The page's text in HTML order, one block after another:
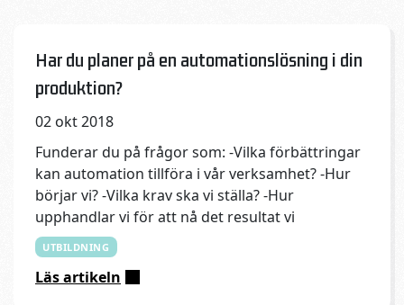
Har du planer på en automationslösning i din
produktion?
Published on:
02 okt 2018
Funderar du på frågor som: -Vilka förbättringar
kan automation tillföra i vår verksamhet? -Hur
börjar vi? -Vilka krav ska vi ställa? -Hur
upphandlar vi för att nå det resultat vi
Categories:
UTBILDNING
Läs artikeln
: